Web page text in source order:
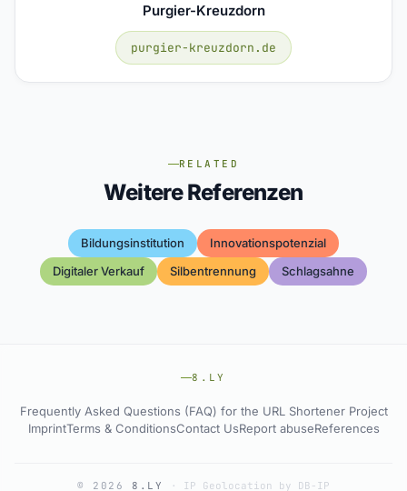
Purgier-Kreuzdorn
purgier-kreuzdorn.de
RELATED
Weitere Referenzen
Bildungsinstitution
Innovationspotenzial
Digitaler Verkauf
Silbentrennung Schlagsahne
8.LY
Frequently Asked Questions (FAQ) for the URL Shortener Project
ImprintTerms & ConditionsContact UsReport abuseReferences
© 2026 8.LY · IP Geolocation by DB-IP